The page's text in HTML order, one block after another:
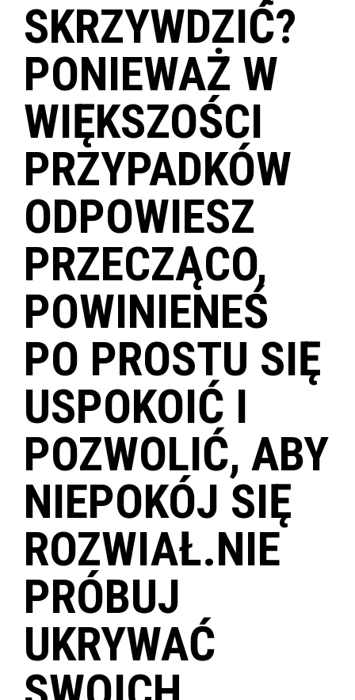
SKRZYWDZIĆ?
PONIEWAŻ W
WIĘKSZOŚCI
PRZYPADKÓW
ODPOWIESZ
PRZECZĄCO,
POWINIENEŚ
PO PROSTU SIĘ
USPOKOIĆ I
POZWOLIĆ, ABY
NIEPOKÓJ SIĘ
ROZWIAŁ.NIE
PRÓBUJ
UKRYWAĆ